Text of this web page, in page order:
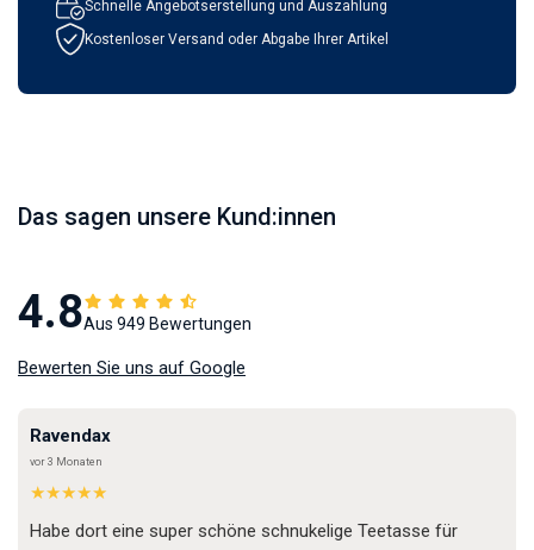
Schnelle Angebotserstellung und Auszahlung
Kostenloser Versand oder Abgabe Ihrer Artikel
Das sagen unsere Kund:innen
4.8Aus 949 Bewertungen
Bewerten Sie uns auf Google
Ravendax
vor 3 Monaten
★★★★★
Habe dort eine super schöne schnukelige Teetasse für